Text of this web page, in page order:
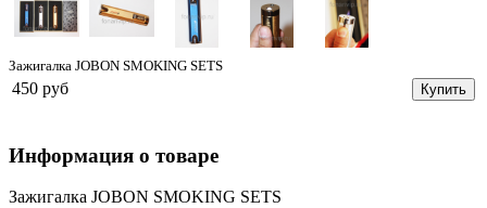
Зажигалка JOBON SMOKING SETS
450 руб Купить
Информация о товаре
Зажигалка JOBON SMOKING SETS